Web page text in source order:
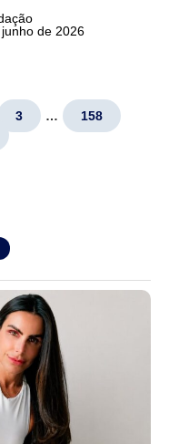
presenciais e
para
por ano no Brasil A
do Mundo virou ponto
para uma
de 2026
3 …
158